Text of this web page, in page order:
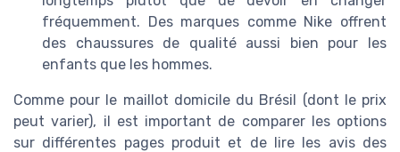
fréquemment. Des marques comme Nike offrent
des chaussures de qualité aussi bien pour les
enfants que les hommes.
Comme pour le maillot domicile du Brésil (dont le prix
peut varier), il est important de comparer les options
sur différentes pages produit et de lire les avis des